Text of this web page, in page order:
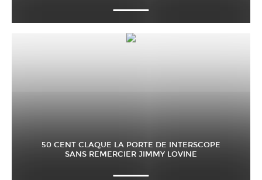
50 CENT CLAQUE LA PORTE DE INTERSCOPE
SANS REMERCIER JIMMY LOVINE